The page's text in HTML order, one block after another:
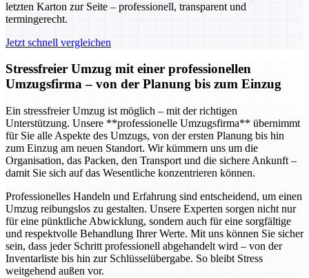
letzten Karton zur Seite – professionell, transparent und
termingerecht.
Jetzt schnell vergleichen
Stressfreier Umzug mit einer professionellen
Umzugsfirma – von der Planung bis zum Einzug
Ein stressfreier Umzug ist möglich – mit der richtigen
Unterstützung. Unsere **professionelle Umzugsfirma** übernimmt
für Sie alle Aspekte des Umzugs, von der ersten Planung bis hin
zum Einzug am neuen Standort. Wir kümmern uns um die
Organisation, das Packen, den Transport und die sichere Ankunft –
damit Sie sich auf das Wesentliche konzentrieren können.
Professionelles Handeln und Erfahrung sind entscheidend, um einen
Umzug reibungslos zu gestalten. Unsere Experten sorgen nicht nur
für eine pünktliche Abwicklung, sondern auch für eine sorgfältige
und respektvolle Behandlung Ihrer Werte. Mit uns können Sie sicher
sein, dass jeder Schritt professionell abgehandelt wird – von der
Inventarliste bis hin zur Schlüsselübergabe. So bleibt Stress
weitgehend außen vor.